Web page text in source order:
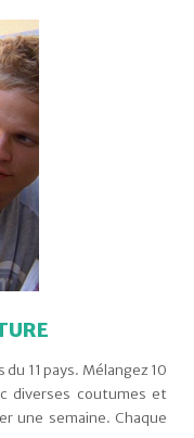
11 pays. Mélangez 10
diverses coutumes et
une semaine. Chaque